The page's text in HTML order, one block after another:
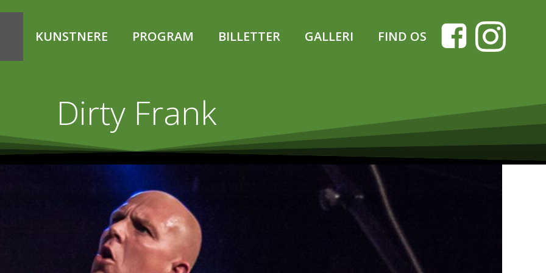
KUNSTNERE PROGRAM BILLETTER GALLERI FIND OS
Dirty Frank